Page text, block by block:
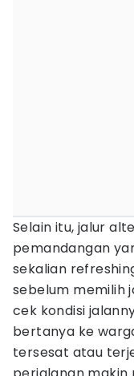
Selain itu, jalur
pemandangan
sekalian
sebelum memilih
cek kondisi
bertanya ke
tersesat atau